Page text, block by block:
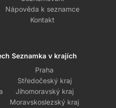
Nápověda k seznamce
Kontakt
Seznamka v krajích
Praha
Středočeský kraj
Jihomoravský kraj
Moravskoslezský kraj